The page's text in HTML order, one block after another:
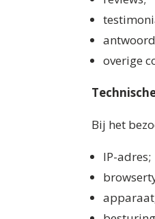
overige
Bij het
IP-adres;